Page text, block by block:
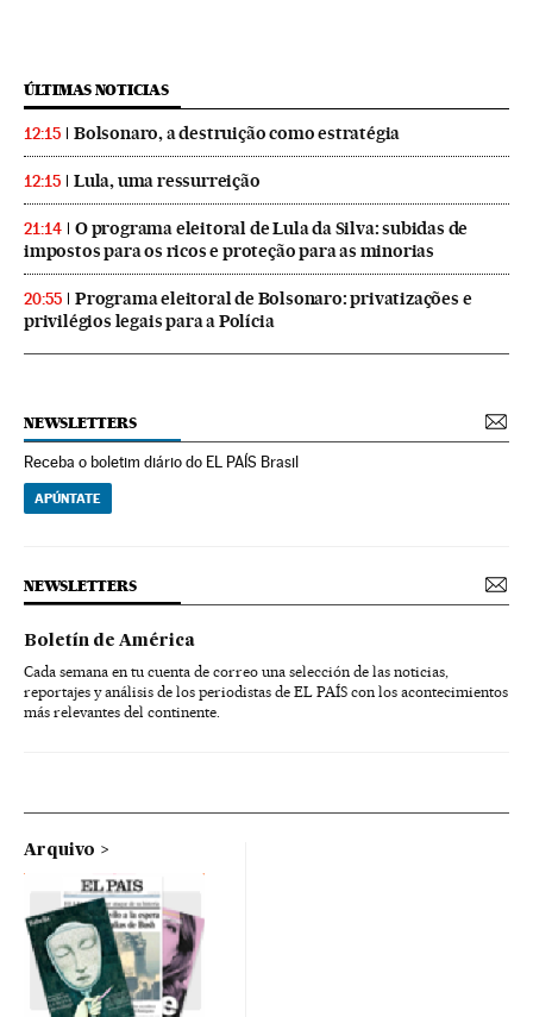
ÚLTIMAS NOTICIAS
12:15 Bolsonaro, a destruição como estratégia
12:15 Lula, uma ressurreição
21:14
O programa eleitoral de Lula da Silva: subidas de
impostos para os ricos e proteção para as minorias
20:55
Programa eleitoral de Bolsonaro: privatizações e
privilégios legais para a Polícia
NEWSLETTERS
Receba o boletim diário do EL PAÍS Brasil
APÚNTATE
NEWSLETTERS
Boletín de América
Cada semana en tu cuenta de correo una selección de las noticias,
reportajes y análisis de los periodistas de EL PAÍS con los acontecimientos
más relevantes del continente.
Arquivo